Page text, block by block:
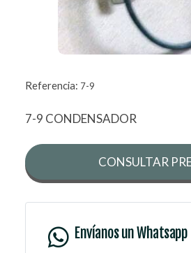
Referencia: 7-9
7-9 CONDENSADOR
CONSULTAR
Envíanos un Whatsapp